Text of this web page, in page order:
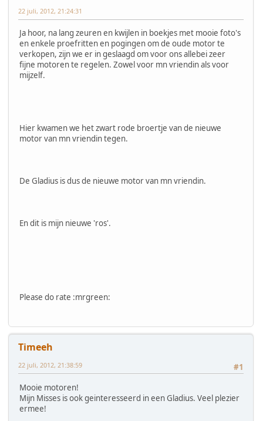
22 juli, 2012, 21:24:31
Ja hoor, na lang zeuren en kwijlen in boekjes met mooie foto's
en enkele proefritten en pogingen om de oude motor te
verkopen, zijn we er in geslaagd om voor ons allebei zeer
fijne motoren te regelen. Zowel voor mn vriendin als voor
mijzelf.
Hier kwamen we het zwart rode broertje van de nieuwe
motor van mn vriendin tegen.
De Gladius is dus de nieuwe motor van mn vriendin.
En dit is mijn nieuwe 'ros'.
Please do rate :mrgreen:
Timeeh
#1
22 juli, 2012, 21:38:59
Mooie motoren!
Mijn Misses is ook geinteresseerd in een Gladius. Veel plezier
ermee!